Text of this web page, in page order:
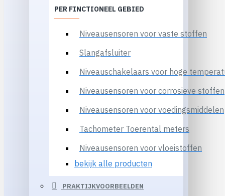
PER FINCTIONEEL GEBIED
Niveausensoren voor vaste stoffen
Slangafsluiter
Niveauschakelaars voor hoge
Niveausensoren voor corrosieve stoffen
Niveausensoren voor voedingsmiddelen
Tachometer Toerental meters
Niveausensoren voor vloeistoffen
bekijk alle producten
PRAKTIJKVOORBEELDEN